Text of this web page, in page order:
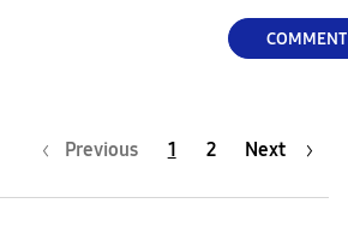
COMMENT
Previous 1 2 Next